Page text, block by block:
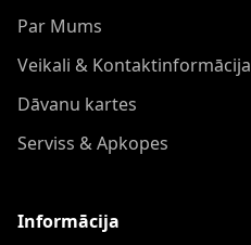
Par Mums
Veikali & Kontaktinformācija
Dāvanu kartes
Serviss & Apkopes
Informācija